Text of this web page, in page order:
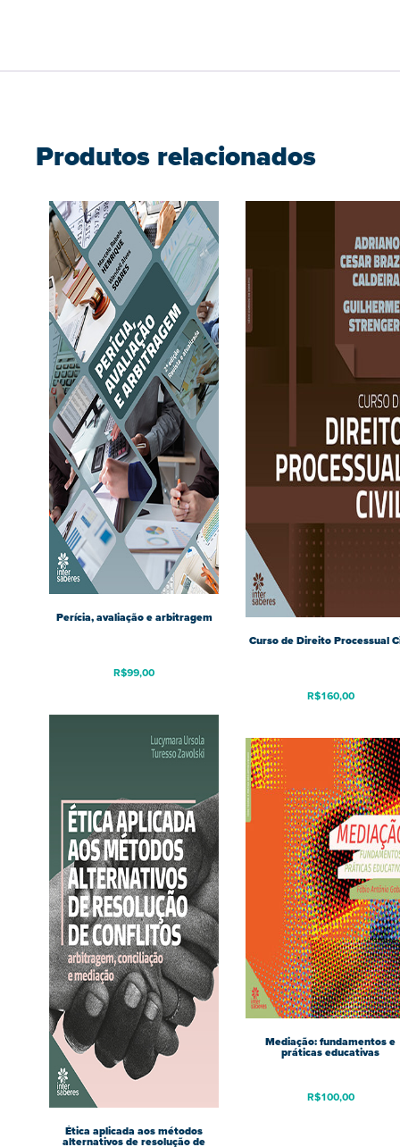
Produtos relacionados
Perícia, avaliação e arbitragem
R$99,00
Curso de Direito Processual
R$160,00
Ética aplicada aos métodos
alternativos de resolução de
Mediação: fundamentos e
práticas educativas
R$100,00